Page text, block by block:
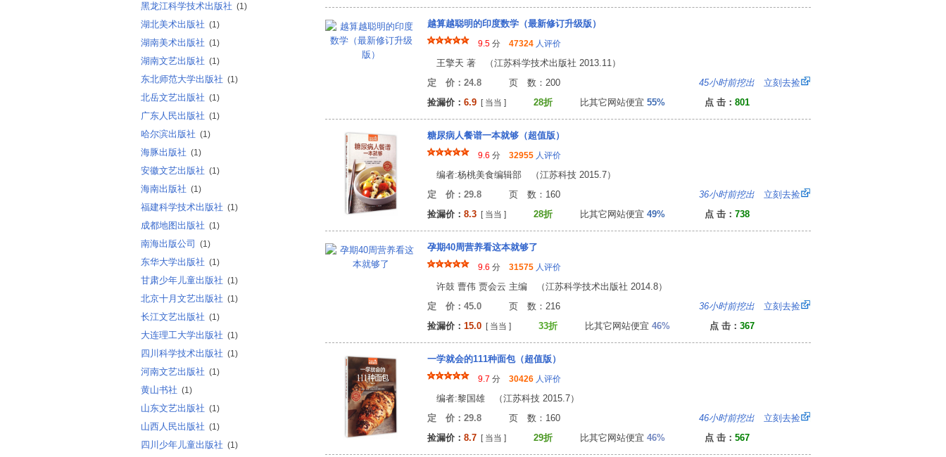
黑龙江科学技术出版社 (1)
湖北美术出版社 (1)
湖南美术出版社 (1)
湖南文艺出版社 (1)
东北师范大学出版社 (1)
北岳文艺出版社 (1)
广东人民出版社 (1)
哈尔滨出版社 (1)
海豚出版社 (1)
安徽文艺出版社 (1)
海南出版社 (1)
福建科学技术出版社 (1)
成都地图出版社 (1)
南海出版公司 (1)
东华大学出版社 (1)
甘肃少年儿童出版社 (1)
北京十月文艺出版社 (1)
长江文艺出版社 (1)
大连理工大学出版社 (1)
四川科学技术出版社 (1)
河南文艺出版社 (1)
黄山书社 (1)
山东文艺出版社 (1)
山西人民出版社 (1)
四川少年儿童出版社 (1)
越算越聪明的印度数学（最新修订升级版）
9.5 分 47324 人评价
王擎天 著 （江苏科学技术出版社 2013.11）
定 价：24.8 页 数：200 45小时前挖出 立刻去捡
捡漏价： 6.9 [ 当当 ] 28折 比其它网站便宜 55% 点 击： 801
糖尿病人餐谱一本就够（超值版）
9.6 分 32955 人评价
编者:杨桃美食编辑部 （江苏科技 2015.7）
定 价：29.8 页 数：160 36小时前挖出 立刻去捡
捡漏价： 8.3 [ 当当 ] 28折 比其它网站便宜 49% 点 击： 738
孕期40周营养看这本就够了
9.6 分 31575 人评价
许鼓 曹伟 贾会云 主编 （江苏科学技术出版社 2014.8）
定 价：45.0 页 数：216 36小时前挖出 立刻去捡
捡漏价： 15.0 [ 当当 ] 33折 比其它网站便宜 46% 点 击： 367
一学就会的111种面包（超值版）
9.7 分 30426 人评价
编者:黎国雄 （江苏科技 2015.7）
定 价：29.8 页 数：160 46小时前挖出 立刻去捡
捡漏价： 8.7 [ 当当 ] 29折 比其它网站便宜 46% 点 击： 567